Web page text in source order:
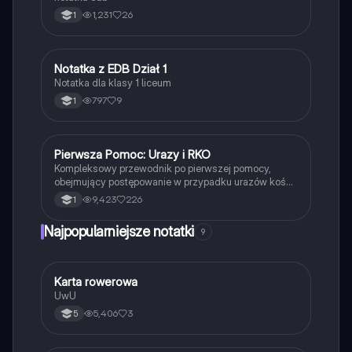
1 1,231 26
Edukacja dla bezpieczeństwa
Notatka z EDB Dział 1
Notatka dla klasy 1 liceum
1 797 9
Edukacja dla bezpieczeństwa
Pierwsza Pomoc: Urazy i RKO
Kompleksowy przewodnik po pierwszej pomocy,
obejmujący postępowanie w przypadku urazów kości
i stawów, oparzeń, odmrożeń oraz resuscytację
krążeniowo-oddechową (RKO). Dowiedz się, jak
tamować krwotoki oraz radzić sobie z ciałem obcym
pomocy.
1 9,423 226
Najpopularniejsze notatki 9
KTechnika
Karta rowerowa
UwU
5 5,406 3